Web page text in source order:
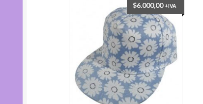
$6.000,00 +IVA